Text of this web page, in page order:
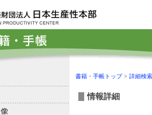
書籍・手帳トップ> 詳細検索
情報詳細